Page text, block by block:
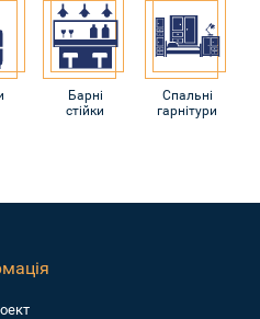
Барні
стійки
Спальні
гарнітури